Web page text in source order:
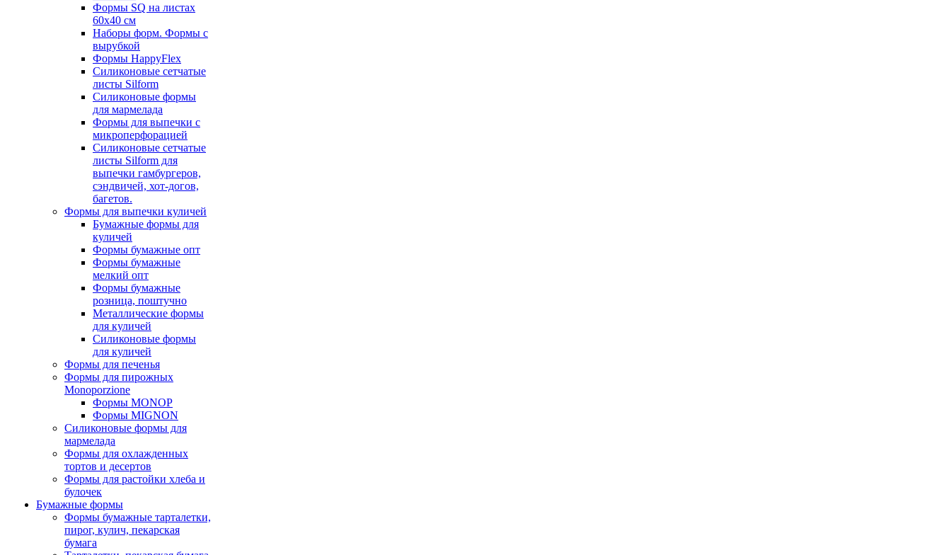
Формы SQ на листах
60х40 см
Наборы форм. Формы с
вырубкой
Формы HappyFlex
Силиконовые сетчатые
листы Silform
Силиконовые формы
для мармелада
Формы для выпечки с
микроперфорацией
Силиконовые сетчатые
листы Silform для
выпечки гамбургеров,
сэндвичей, хот-догов,
багетов.
Формы для выпечки куличей
Бумажные формы для
куличей
Формы бумажные опт
Формы бумажные
мелкий опт
Формы бумажные
розница, поштучно
Металлические формы
для куличей
Силиконовые формы
для куличей
Формы для печенья
Формы для пирожных
Monoporzione
Формы MONOP
Формы MIGNON
Силиконовые формы для
мармелада
Формы для oхлажденных
тортов и десертов
Формы для растойки хлеба и
булочек
Бумажные формы
Формы бумажные тарталетки,
пирог, кулич, пекарская
бумага